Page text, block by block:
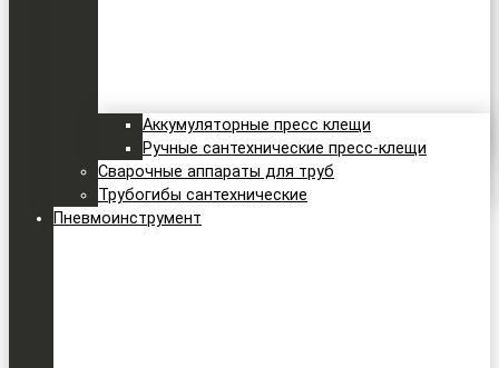
Аккумуляторные пресс клещи
Ручные сантехнические пресс-клещи
Сварочные аппараты для труб
Трубогибы сантехнические
Пневмоинструмент